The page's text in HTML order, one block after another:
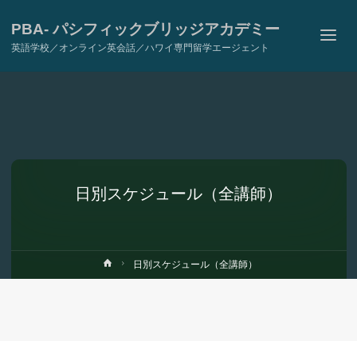
PBA- パシフィックブリッジアカデミー
英語学校／オンライン英会話／ハワイ専門留学エージェント
日別スケジュール（全講師）
ホ
ー
日別スケジュール（全講師）